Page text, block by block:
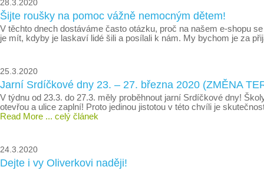
28.3.2020
Šijte roušky na pomoc vážně nemocným dětem!
V těchto dnech dostáváme často otázku, proč na našem e-shopu
je mít, kdyby je laskaví lidé šili a posílali k nám. My bychom je za
25.3.2020
Jarní Srdíčkové dny 23. – 27. března 2020 (ZMĚNA
V týdnu od 23.3. do 27.3. měly proběhnout jarní Srdíčkové dny!
otevřou a ulice zaplní! Proto jedinou jistotou v této chvíli je
Read More ... celý článek
24.3.2020
Dejte i vy Oliverkovi naději!